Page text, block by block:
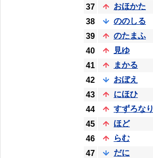
37
おほかた
38
ののしる
39
のたまふ
40
見ゆ
41
まかる
42
おぼえ
43
にほひ
44
すずろなり
45
ほど
46
らむ
47
だに